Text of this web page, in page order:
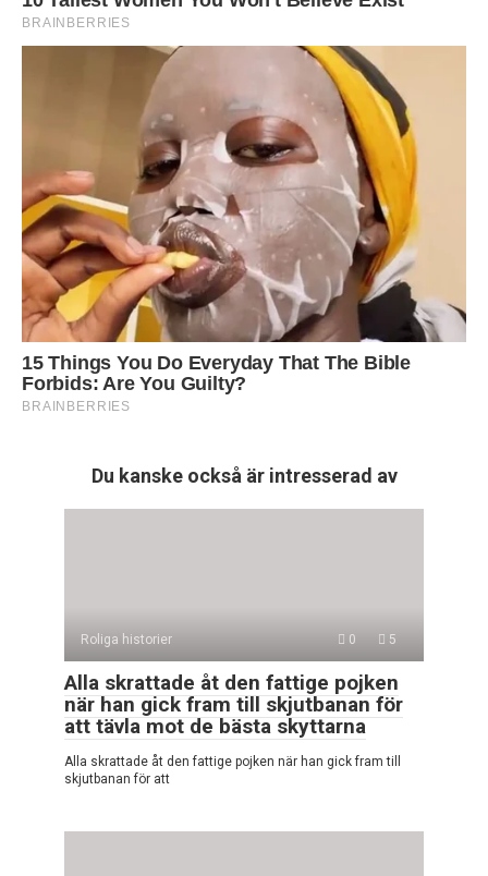
Du kanske också är intresserad av
Roliga historier 0 5
Alla skrattade åt den fattige pojken
när han gick fram till skjutbanan för
att tävla mot de bästa skyttarna
Alla skrattade åt den fattige pojken när han gick fram till
skjutbanan för att